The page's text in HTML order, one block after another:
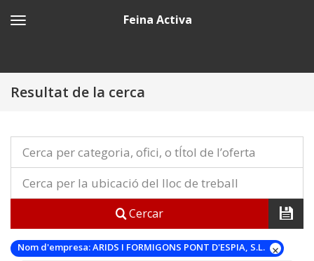
Feina Activa
Resultat de la cerca
Cercar
Nom d'empresa:ARIDS I FORMIGONS PONT D'ESPIA, S.L.